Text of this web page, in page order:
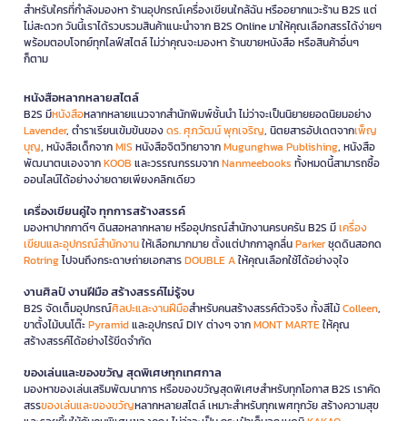
สำหรับใครที่กำลังมองหา ร้านอุปกรณ์เครื่องเขียนใกล้ฉัน หรืออยากแวะร้าน B2S แต่
ไม่สะดวก วันนี้เราได้รวบรวมสินค้าแนะนำจาก B2S Online มาให้คุณเลือกสรรได้ง่ายๆ
พร้อมตอบโจทย์ทุกไลฟ์สไตล์ ไม่ว่าคุณจะมองหา ร้านขายหนังสือ หรือสินค้าอื่นๆ
ก็ตาม
หนังสือหลากหลายสไตล์
B2S มีหนังสือหลากหลายแนวจากสำนักพิมพ์ชั้นนำ ไม่ว่าจะเป็นนิยายยอดนิยมอย่าง
Lavender, ตำราเรียนเข้มข้นของดร. ศุภวัฒน์ พุกเจริญ, นิตยสารอัปเดตจากเพ็ญ
บุญ, หนังสือเด็กจากMIS หนังสือจิตวิทยาจากMugunghwa Publishing, หนังสือ
พัฒนาตนเองจากKOOB และวรรณกรรมจากNanmeebooks ทั้งหมดนี้สามารถซื้อ
ออนไลน์ได้อย่างง่ายดายเพียงคลิกเดียว
เครื่องเขียนคู่ใจ ทุกการสร้างสรรค์
มองหาปากกาดีๆ ดินสอหลากหลาย หรืออุปกรณ์สำนักงานครบครัน B2S มีเครื่อง
เขียนและอุปกรณ์สำนักงานให้เลือกมากมาย ตั้งแต่ปากกาลูกลื่นParkerชุดดินสอกด
Rotringไปจนถึงกระดาษถ่ายเอกสารDOUBLE Aให้คุณเลือกใช้ได้อย่างจุใจ
งานศิลป์ งานฝีมือ สร้างสรรค์ไม่รู้จบ
B2S จัดเต็มอุปกรณ์ศิลปะและงานฝีมือสำหรับคนสร้างสรรค์ตัวจริง ทั้งสีไม้Colleen,
ขาตั้งไม้บนโต๊ะPyramidและอุปกรณ์ DIY ต่างๆ จากMONT MARTEให้คุณ
สร้างสรรค์ได้อย่างไร้ขีดจำกัด
ของเล่นและของขวัญ สุดพิเศษทุกเทศกาล
มองหาของเล่นเสริมพัฒนาการ หรือของขวัญสุดพิเศษสำหรับทุกโอกาส B2S เราคัด
สรรของเล่นและของขวัญหลากหลายสไตล์ เหมาะสำหรับทุกเพศทุกวัย สร้างความสุข